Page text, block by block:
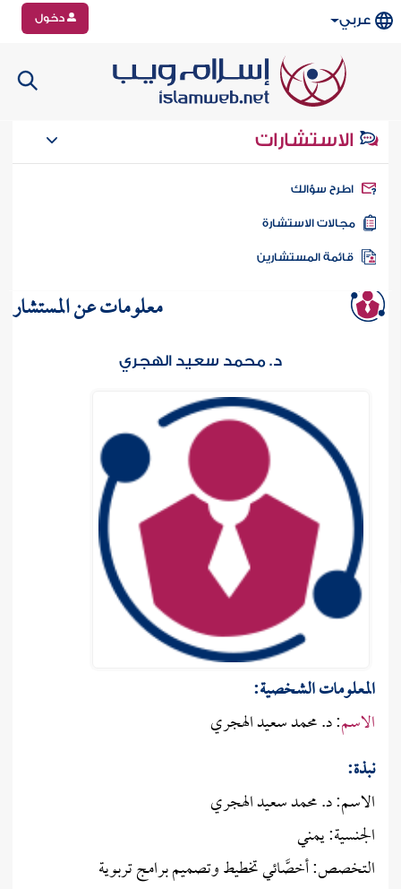
عربي دخول
الاستشارات
سؤالك
الاستشارة
المستشارين معلومات عن المستشار
د. محمد سعيد الهجري
المعلومات الشـخصية:
الاسم: د. محمد سعيد الهجري
نبذة:
الاسم: د. محمد سعيد الهجري
الجنسية: يمني
التخصص: أخصَّائي تخطيط وتصميم برامج تربوية